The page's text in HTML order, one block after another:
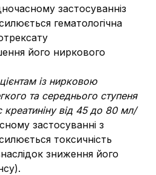
застосуванніз
гематологічна
його ниркового
із нирковою
та середнього ступеня
креатиніну від 45 до 80 мл/
застосуванні з
токсичність
зниження його